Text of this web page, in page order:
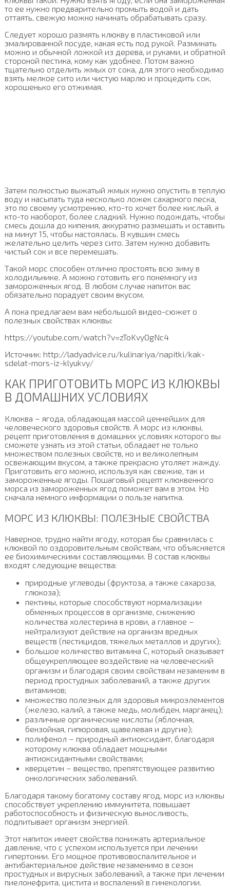
то ее нужно предварительно промыть водой и дать
оттаять, свежую можно начинать обрабатывать сразу.
Следует хорошо размять клюкву в пластиковой или
эмалированной посуде, какая есть под рукой. Разминать
можно и обычной ложкой из дерева, и руками, и обратной
стороной пестика, кому как удобнее. Потом важно
тщательно отделить жмых от сока, для этого необходимо
взять мелкое сито или чистую марлю и процедить сок,
хорошенько его отжимая.
Затем полностью выжатый жмых нужно опустить в теплую
воду и насыпать туда несколько ложек сахарного песка,
это по своему усмотрению, кто-то хочет более кислый, а
кто-то наоборот, более сладкий. Нужно подождать, чтобы
смесь дошла до кипения, аккуратно размешать и оставить
на минут 15, чтобы настоялась. В кувшин смесь
желательно целить через сито. Затем нужно добавить
чистый сок и все перемешать.
Такой морс способен отлично простоять всю зиму в
холодильнике. А можно готовить его понемногу из
замороженных ягод. В любом случае напиток вас
обязательно порадует своим вкусом.
А пока предлагаем вам небольшой видео-сюжет о
полезных свойствах клюквы:
https://youtube.com/watch?v=zToKvyOgNc4
Источник: http://ladyadvice.ru/kulinariya/napitki/kak-
sdelat-mors-iz-klyukvy/
КАК ПРИГОТОВИТЬ МОРС ИЗ КЛЮКВЫ
В ДОМАШНИХ УСЛОВИЯХ
Клюква – ягода, обладающая массой ценнейших для
человеческого здоровья свойств. А морс из клюквы,
рецепт приготовления в домашних условиях которого вы
сможете узнать из этой статьи, обладает не только
множеством полезных свойств, но и великолепным
освежающим вкусом, а также прекрасно утоляет жажду.
Приготовить его можно, используя как свежие, так и
замороженные ягоды. Пошаговый рецепт клюквенного
морса из замороженных ягод поможет вам в этом. Но
сначала немного информации о пользе напитка.
МОРС ИЗ КЛЮКВЫ: ПОЛЕЗНЫЕ СВОЙСТВА
Наверное, трудно найти ягоду, которая бы сравнилась с
клюквой по оздоровительным свойствам, что объясняется
ее биохимическими составляющими. В состав клюквы
входят следующие вещества:
природные углеводы (фруктоза, а также сахароза,
глюкоза);
пектины, которые способствуют нормализации
обменных процессов в организме, снижению
количества холестерина в крови, а главное –
нейтрализуют действие на организм вредных
веществ (пестицидов, тяжелых металлов и других);
большое количество витамина С, который оказывает
общеукрепляющее воздействие на человеческий
организм и благодаря своим свойствам незаменим в
период простудных заболеваний, а также других
витаминов;
множество полезных для здоровья микроэлементов
(железо, калий, а также медь, молибден, марганец);
различные органические кислоты (яблочная,
бензойная, гипюровая, щавелевая и другие);
полифенол – природный антиоксидант, благодаря
которому клюква обладает мощными
антиоксидантными свойствами;
кверцетин – вещество, препятствующее развитию
онкологических заболеваний.
Благодаря такому богатому составу ягод, морс из клюквы
способствует укреплению иммунитета, повышает
работоспособность и физическую выносливость,
подпитывает организм энергией.
Этот напиток имеет свойства понижать артериальное
давление, что с успехом используется при лечении
гипертонии. Его мощное противовоспалительное и
антибактериальное действие незаменимо в сезон
простудных и вирусных заболеваний, а также при лечении
пиелонефрита, цистита и воспалений в гинекологии.